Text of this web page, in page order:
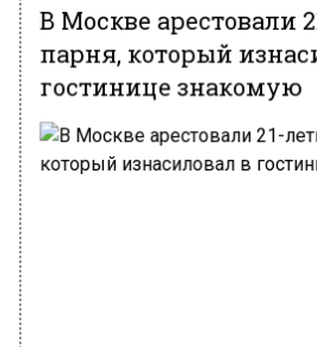
В Москве арестовали
парня, который
гостинице знакомую